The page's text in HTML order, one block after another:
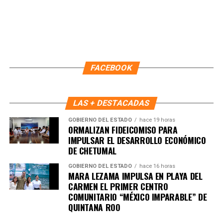
Únete al canal oficial de WhatsApp de
en tu teléfono.
Unirme al canal de WhatsApp
FACEBOOK
LAS + DESTACADAS
GOBIERNO DEL ESTADO hace 19 horas
ORMALIZAN FIDEICOMISO PARA
IMPULSAR EL DESARROLLO ECONÓMICO
DE CHETUMAL
GOBIERNO DEL ESTADO hace 16 horas
MARA LEZAMA IMPULSA EN PLAYA DEL
CARMEN EL PRIMER CENTRO
COMUNITARIO “MÉXICO IMPARABLE” DE
QUINTANA ROO